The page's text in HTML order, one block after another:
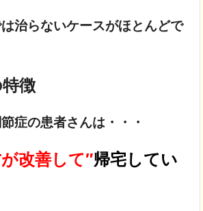
治らないケースがほとんどで
徴
症の患者さんは・・・
改善して″帰宅してい